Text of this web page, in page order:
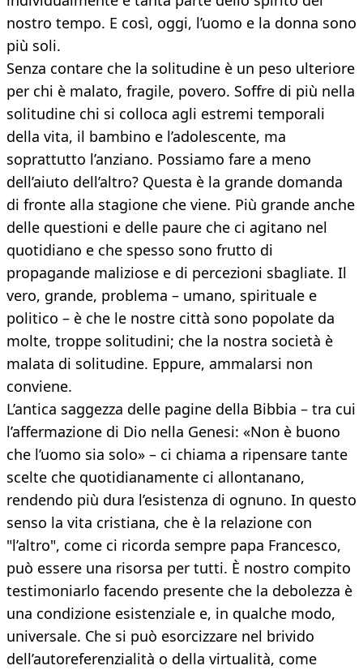
nostro tempo. E così, oggi, l’uomo e la donna sono
più soli.
Senza contare che la solitudine è un peso ulteriore
per chi è malato, fragile, povero. Soffre di più nella
solitudine chi si colloca agli estremi temporali
della vita, il bambino e l’adolescente, ma
soprattutto l’anziano. Possiamo fare a meno
dell’aiuto dell’altro? Questa è la grande domanda
di fronte alla stagione che viene. Più grande anche
delle questioni e delle paure che ci agitano nel
quotidiano e che spesso sono frutto di
propagande maliziose e di percezioni sbagliate. Il
vero, grande, problema – umano, spirituale e
politico – è che le nostre città sono popolate da
molte, troppe solitudini; che la nostra società è
malata di solitudine. Eppure, ammalarsi non
conviene.
L’antica saggezza delle pagine della Bibbia – tra cui
l’affermazione di Dio nella Genesi: «Non è buono
che l’uomo sia solo» – ci chiama a ripensare tante
scelte che quotidianamente ci allontanano,
rendendo più dura l’esistenza di ognuno. In questo
senso la vita cristiana, che è la relazione con
"l’altro", come ci ricorda sempre papa Francesco,
può essere una risorsa per tutti. È nostro compito
testimoniarlo facendo presente che la debolezza è
una condizione esistenziale e, in qualche modo,
universale. Che si può esorcizzare nel brivido
dell’autoreferenzialità o della virtualità, come